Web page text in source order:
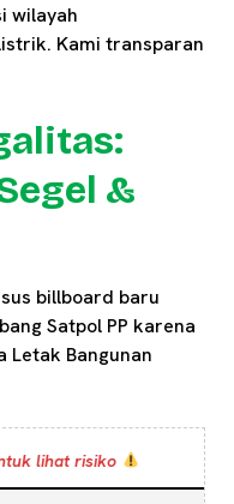
wilayah
Kami transparan
&
billboard baru
Satpol PP karena
Letak Bangunan
lihat risiko